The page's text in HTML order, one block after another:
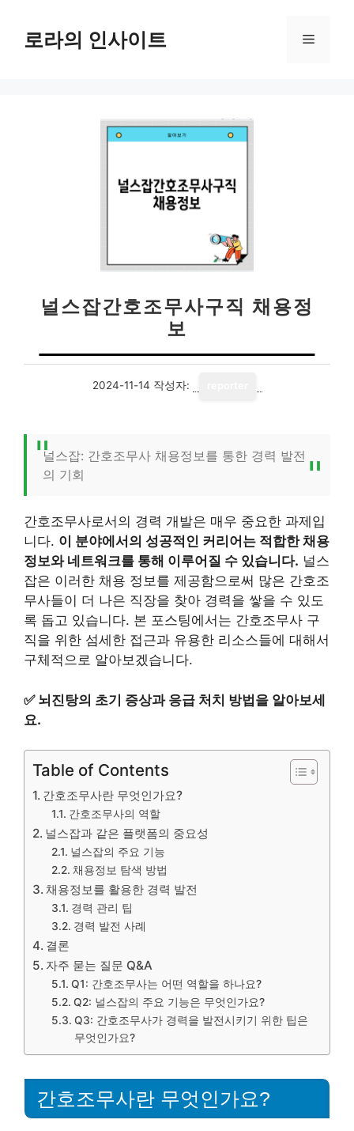
로라의 인사이트 메
널스잡간호조무사구직 채용정
보
2024-11-14 작성자:
널스잡: 간호조무사 채용정보를 통한 경력 발전
의 기회
간호조무사로서의 경력 개발은 매우 중요한 과제입
니다. 이 분야에서의 성공적인 커리어는 적합한 채용
정보와 네트워크를 통해 이루어질 수 있습니다. 널스
잡은 이러한 채용 정보를 제공함으로써 많은 간호조
무사들이 더 나은 직장을 찾아 경력을 쌓을 수 있도
록 돕고 있습니다. 본 포스팅에서는 간호조무사 구
직을 위한 섬세한 접근과 유용한 리소스들에 대해서
구체적으로 알아보겠습니다.
✅ 뇌진탕의 초기 증상과 응급 처치 방법을 알아보세
요.
Table of Contents
간호조무사란 무엇인가요?
간호조무사의 역할
널스잡과 같은 플랫폼의 중요성
널스잡의 주요 기능
채용정보 탐색 방법
채용정보를 활용한 경력 발전
경력 관리 팁
경력 발전 사례
결론
자주 묻는 질문 Q&A
Q1: 간호조무사는 어떤 역할을 하나요?
Q2: 널스잡의 주요 기능은 무엇인가요?
Q3: 간호조무사가 경력을 발전시키기 위한 팁은
무엇인가요?
간호조무사란 무엇인가요?